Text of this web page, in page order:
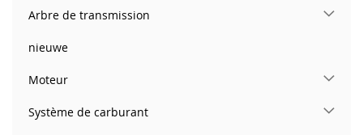
Arbre de transmission
nieuwe
Moteur
Système de carburant